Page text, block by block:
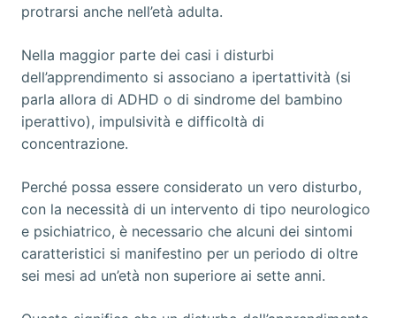
protrarsi anche nell’età adulta.
Nella maggior parte dei casi i disturbi
dell’apprendimento si associano a ipertattività (si
parla allora di ADHD o di sindrome del bambino
iperattivo), impulsività e difficoltà di
concentrazione.
Perché possa essere considerato un vero disturbo,
con la necessità di un intervento di tipo neurologico
e psichiatrico, è necessario che alcuni dei sintomi
caratteristici si manifestino per un periodo di oltre
sei mesi ad un’età non superiore ai sette anni.